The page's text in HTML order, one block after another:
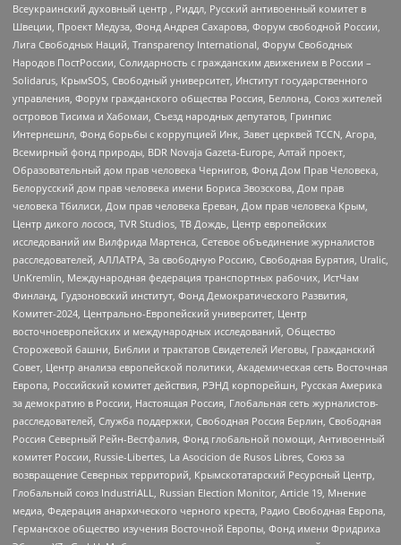
Всеукраинский духовный центр , Риддл, Русский антивоенный комитет в
Швеции, Проект Медуза, Фонд Андрея Сахарова, Форум свободной России,
Лига Свободных Наций, Transparеncy International, Форум Свободных
Народов ПостРоссии, Солидарность с гражданским движением в России –
Solidarus, КрымSOS, Свободный университет, Институт государственного
управления, Форум гражданского общества Россия, Беллона, Союз жителей
островов Тисима и Хабомаи, Съезд народных депутатов, Гринпис
Интернешнл, Фонд борьбы с коррупцией Инк, Завет церквей TCCN, Агора,
Всемирный фонд природы, BDR Novaja Gazeta-Europe, Алтай проект,
Образовательный дом прав человека Чернигов, Фонд Дом Прав Человека,
Белорусский дом прав человека имени Бориса Звозскова, Дом прав
человека Тбилиси, Дом прав человека Ереван, Дом прав человека Крым,
Центр дикого лосося, TVR Studios, ТВ Дождь, Центр европейских
исследований им Вилфрида Мартенса, Сетевое объединение журналистов
расследователей, АЛЛАТРА, За свободную Россию, Свободная Бурятия, Uralic,
UnKremlin, Международная федерация транспортных рабочих, ИстЧам
Финланд, Гудзоновский институт, Фонд Демократического Развития,
Комитет-2024, Центрально-Европейский университет, Центр
восточноевропейских и международных исследований, Общество
Сторожевой башни, Библии и трактатов Свидетелей Иеговы, Гражданский
Совет, Центр анализа европейской политики, Академическая сеть Восточная
Европа, Российский комитет действия, РЭНД корпорейшн, Русская Америка
за демократию в России, Настоящая Россия, Глобальная сеть журналистов-
расследователей, Служба поддержки, Свободная Россия Берлин, Свободная
Россия Северный Рейн-Вестфалия, Фонд глобальной помощи, Антивоенный
комитет России, Russie-Libertes, La Asocicion de Rusos Libres, Союз за
возвращение Северных территорий, Крымскотатарский Ресурсный Центр,
Глобальный союз IndustriALL, Russian Election Monitor, Article 19, Мнение
медиа, Федерация анархического черного креста, Радио Свободная Европа,
Германское общество изучения Восточной Европы, Фонд имени Фридриха